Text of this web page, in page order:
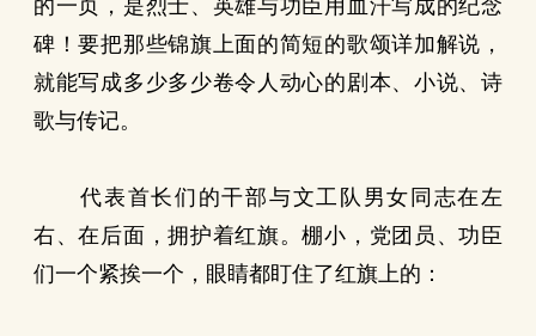
的一页，是烈士、英雄与功臣用血汗写成的纪念
碑！要把那些锦旗上面的简短的歌颂详加解说，
就能写成多少多少卷令人动心的剧本、小说、诗
歌与传记。
代表首长们的干部与文工队男女同志在左
右、在后面，拥护着红旗。棚小，党团员、功臣
们一个紧挨一个，眼睛都盯住了红旗上的：